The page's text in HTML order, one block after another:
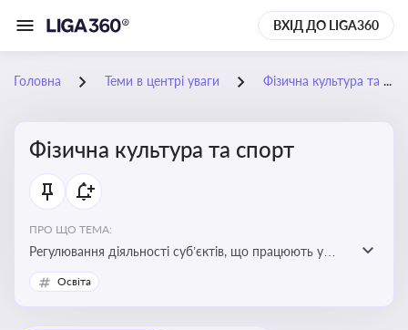
ВХІД ДО LIGA360
Головна Теми в центрі уваги Фізична культура та спорт
Фізична культура та спорт
ПРО ЩО ТЕМА:
Регулювання діяльності суб’єктів, що працюють у
сфері фізичної культури та спорту, включаючи
оздоровлення населення, професійний і аматорський
Освіта